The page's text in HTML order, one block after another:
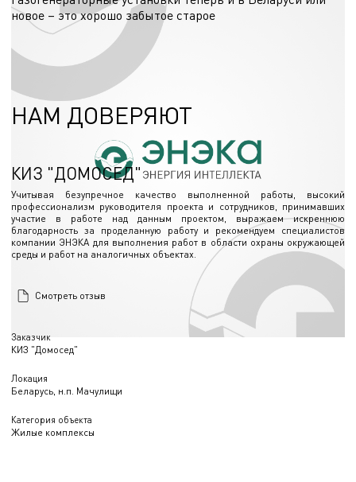
транспорта на окружающую среду, людей, проживающих рядом с
железнодорожными путями, рабочих, которые по восемь часов в день
работают рядом с этими путями и на станциях.
новое – это хорошо забытое старое
Сегодня наблюдается повышенный интерес к технологиям использования
растительной биомассы в качестве топлива. Причем если раньше биомасса
рассматривались лишь для выработки тепловой энергии, то сегодня все
активнее рассматриваются возможности эксплуатации установок для
комбинированной выработки тепловой и электрической энергии. Одной из
подобных технологий является газификация древесины. Для реализации
используются специальные машины, которые называются газогенераторами.
27.02.2020
НАМ ДОВЕРЯЮТ
Заказчик
КИЗ "Домосед"
Локация
Беларусь, н.п. Мачулищи
Категория объекта
Жилые комплексы
КИЗ "ДОМОСЕД"
Учитывая безупречное качество выполненной работы, высокий
профессионализм руководителя проекта и сотрудников, принимавших
участие в работе над данным проектом, выражаем искреннюю
благодарность за проделанную работу и рекомендуем специалистов
компании ЭНЭКА для выполнения работ в области охраны окружающей
среды и работ на аналогичных объектах.
Смотреть отзыв